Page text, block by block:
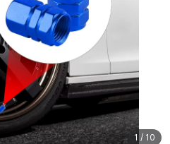
1 / 10